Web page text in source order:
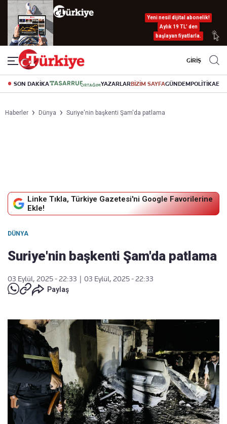
Yeni nesil dijital abonelik!
Aylık 19 TL’ den
başlayan fiyatlarla.
GİRİŞ
SON DAKİKA YAZARLARBİZİM SAYFAGÜNDEMPOLİTİKA
Haberler Dünya Suriye'nin başkenti Şam'da patlama
Linke Tıkla, Türkiye Gazetesi'ni Google Favorilerine
Ekle!
DÜNYA
Suriye'nin başkenti Şam'da patlama
03 Eylül, 2025 - 22:33
03 Eylül, 2025 - 22:33
Paylaş